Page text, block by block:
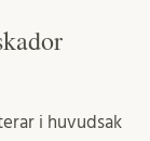
i huvudsak